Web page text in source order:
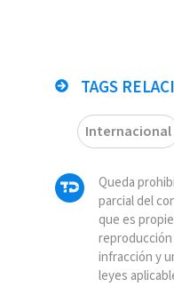
TAGS
Internacional
Queda
parcial del
que es
infracción y
leyes